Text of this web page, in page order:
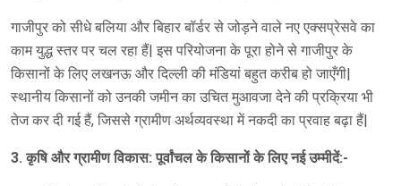
गाजीपुर को सीधे बलिया और बिहार बॉर्डर से जोड़ने वाले नए एक्सप्रेसवे का
काम युद्ध स्तर पर चल रहा हैं| इस परियोजना के पूरा होने से गाजीपुर के
किसानों के लिए लखनऊ और दिल्ली की मंडियां बहुत करीब हो जाएँगी|
स्थानीय किसानों को उनकी जमीन का उचित मुआवजा देने की प्रक्रिया भी
तेज कर दी गई हैं, जिससे ग्रामीण अर्थव्यवस्था में नकदी का प्रवाह बढ़ा हैं|
3. कृषि और ग्रामीण विकास: पूर्वांचल के किसानों के लिए नई उम्मीदें:-